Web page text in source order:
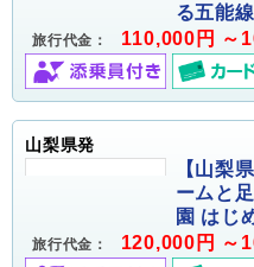
る五能
旅行代金： 110,000円 ～
山梨県発
【山梨
ームと
園 はじ
旅行代金： 120,000円 ～